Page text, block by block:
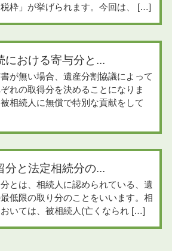
枠」が挙げられます。今回は、 […]
における寄与分と...
が無い場合、遺産分割協議によって
れの取得分を決めることになりま
相続人に無償で特別な貢献をして
分と法定相続分の...
とは、相続人に認められている、遺
低限の取り分のことをいいます。相
いては、被相続人(亡くなられ […]